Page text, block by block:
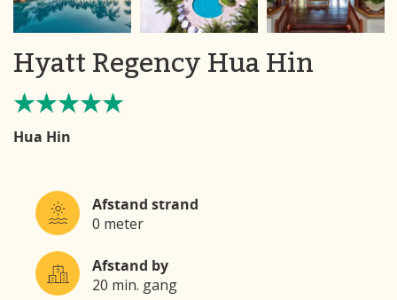
Hyatt Regency Hua Hin
Hua Hin
Afstand strand
0 meter
Afstand by
20 min. gang